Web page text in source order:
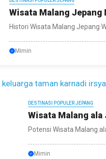
Wisata Malang Jepang
Histori Wisata Malang Jepang
Mimin
DESTINASI POPULER JEPANG
Wisata Malang ala
Potensi Wisata Malang
Mimin